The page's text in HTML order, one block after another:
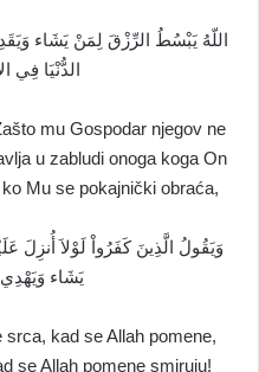
اللّهُ يَبْسُطُ الرِّزْقَ لِمَنْ يَشَاء
الدُّنْيَا فِي
mu Gospodar njegov ne
u zabludi onoga koga On
Mu se pokajnički obraća,
وَيَقُولُ الَّذِينَ كَفَرُواْ لَوْلاَ أُنزِلَ
يَشَاء
srca, kad se Allah pomene,
se Allah pomene smiruju!